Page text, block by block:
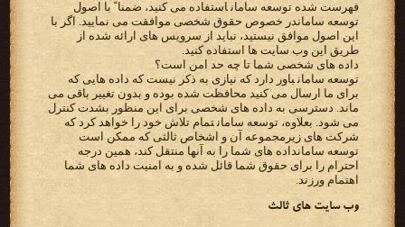
توسعه سامان‬در خصوص حقوق شخصی موافقت می نمایید. اگر با
‫طریق این وب سایت ها استفاده کنید.‬
‫داده های شخصی شما تا چه حد امن است؟‬
‫‪ توسعه سامان‬باور دارد که نیازی به ذکر نیست که داده هایی که
برای ما ارسال می کنید محافظت شده بوده و بدون تغییر باقی‬ ‫می
ماند. دسترسی به داده های شخصی برای این منظور بشدت کنترل
می شود. بعلاوه، ‪ توسعه سامان‬تمام تلاش خود را خواهد‬ ‫کرد که
توسعه سامان‬داده های شما را به آنها منتقل کند، همین‬ ‫درجه
احترام را برای حقوق شما قائل شده و به امنیت داده های شما
اهتمام ورزند.‬
‫وب سایت های ثالث‬